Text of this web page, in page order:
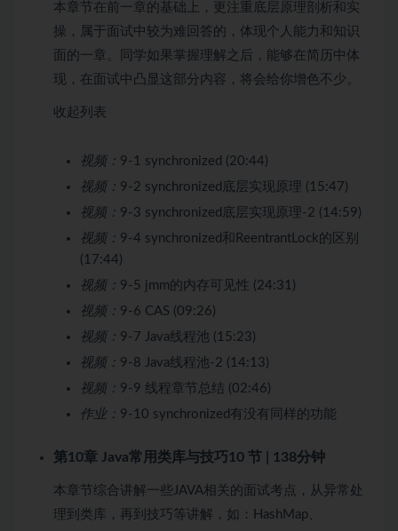
本章节在前一章的基础上，更注重底层原理剖析和实
操，属于面试中较为难回答的，体现个人能力和知识
面的一章。同学如果掌握理解之后，能够在简历中体
现，在面试中凸显这部分内容，将会给你增色不少。
收起列表
视频： 9-1 synchronized (20:44)
视频： 9-2 synchronized底层实现原理 (15:47)
视频： 9-3 synchronized底层实现原理-2 (14:59)
视频： 9-4 synchronized和ReentrantLock的区别
(17:44)
视频： 9-5 jmm的内存可见性 (24:31)
视频： 9-6 CAS (09:26)
视频： 9-7 Java线程池 (15:23)
视频： 9-8 Java线程池-2 (14:13)
视频： 9-9 线程章节总结 (02:46)
作业： 9-10 synchronized有没有同样的功能
第10章 Java常用类库与技巧10 节 | 138分钟
本章节综合讲解一些JAVA相关的面试考点，从异常处
理到类库，再到技巧等讲解，如：HashMap、